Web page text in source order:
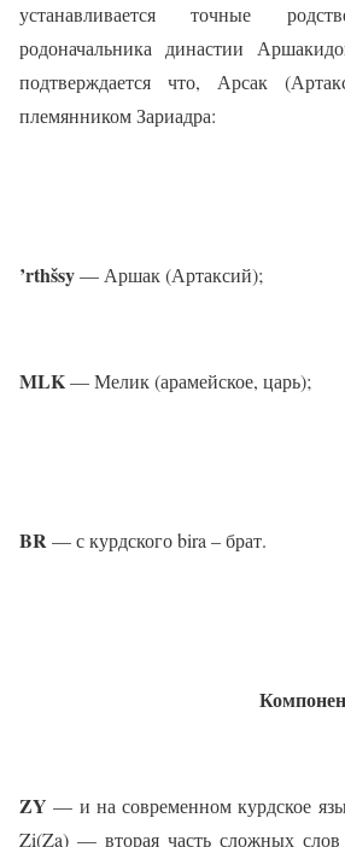
устанавливается точные
родоначальника династии
подтверждается что, Арсак
племянником Зариадра:
’rthšsy— Аршак (Артаксий);
MLK— Мелик (арамейское, царь);
BR— с курдского bira – брат.
ZY — и на современном курдское
Zi(Za) — вторая часть сложных слов